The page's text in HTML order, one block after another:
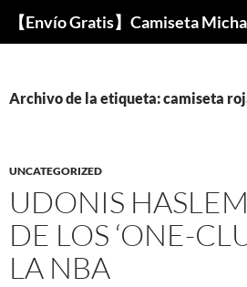
Buscar
Archivo de la etiqueta: camiseta
UNCATEGORIZED
UDONIS
DE LOS ‘ONE-
LA NBA